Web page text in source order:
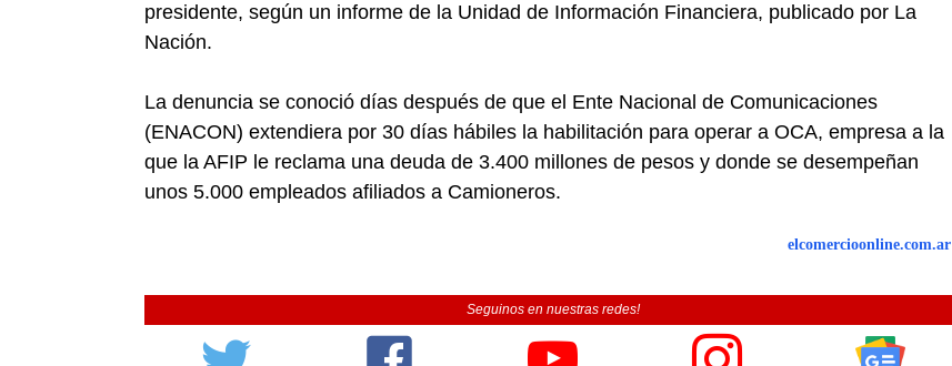
presidente, según un informe de la Unidad de Información Financiera, publicado por La
Nación.
La denuncia se conoció días después de que el Ente Nacional de Comunicaciones
(ENACON) extendiera por 30 días hábiles la habilitación para operar a OCA, empresa a la
que la AFIP le reclama una deuda de 3.400 millones de pesos y donde se desempeñan
unos 5.000 empleados afiliados a Camioneros.
elcomercioonline.com.ar
Seguinos en nuestras redes!